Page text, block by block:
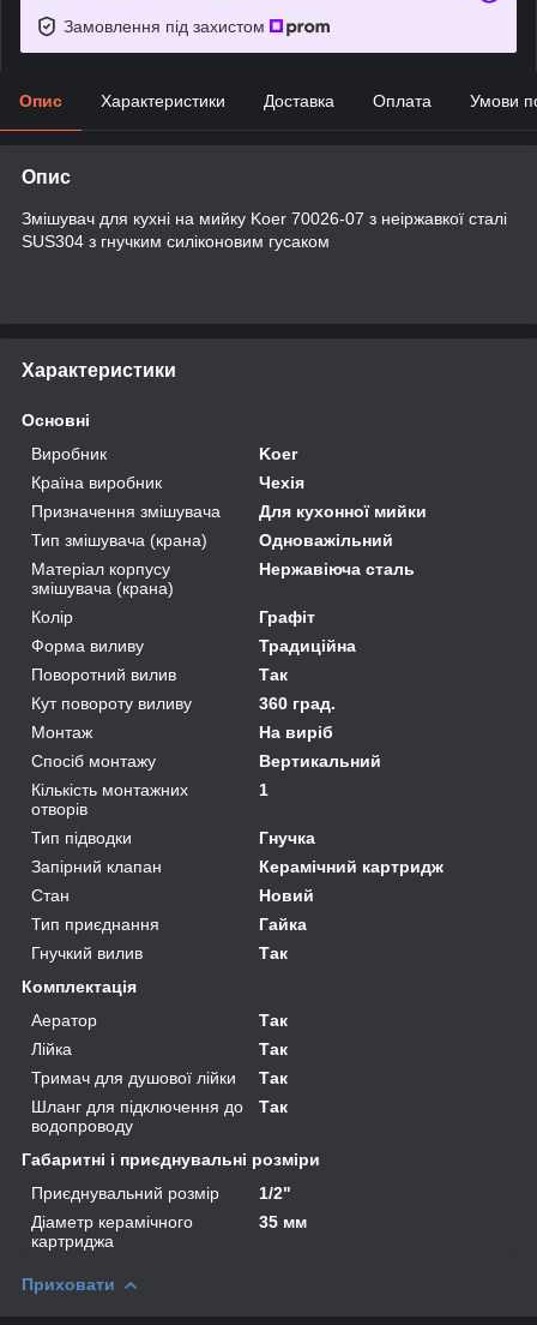
Замовлення під захистом
Опис Характеристики Доставка Оплата Умови
Опис
Змішувач для кухні на мийку Koer 70026-07 з неіржавкої сталі
SUS304 з гнучким силіконовим гусаком
Характеристики
Основні
Виробник
Koer
Країна виробник
Чехія
Призначення змішувача
Для кухонної мийки
Тип змішувача (крана)
Одноважільний
Матеріал корпусу
змішувача (крана)
Нержавіюча сталь
Колір
Графіт
Форма виливу
Традиційна
Поворотний вилив
Так
Кут повороту виливу
360 град.
Монтаж
На виріб
Спосіб монтажу
Вертикальний
Кількість монтажних
отворів
1
Тип підводки
Гнучка
Запірний клапан
Керамічний картридж
Стан
Новий
Тип приєднання
Гайка
Гнучкий вилив
Так
Комплектація
Аератор
Так
Лійка
Так
Тримач для душової лійки
Так
Шланг для підключення до
водопроводу
Так
Габаритні і приєднувальні розміри
Приєднувальний розмір
1/2"
Діаметр керамічного
картриджа
35 мм
Приховати